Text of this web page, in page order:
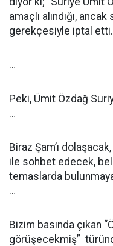
amaçlı alındığı,
gerekçesiyle iptal
…
Peki, Ümit Özdağ
…
Biraz Şam’ı
ile sohbet edecek,
temaslarda
…
Bizim basında çıkan
görüşecekmiş”